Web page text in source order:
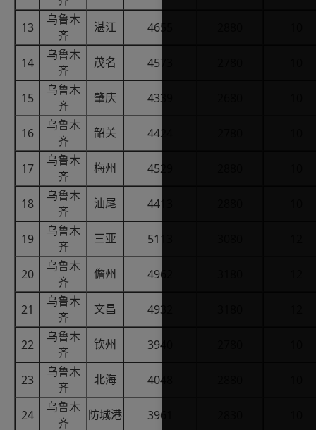
13
乌鲁木
齐
湛江 4655
14
乌鲁木
齐
茂名 4573
15
乌鲁木
齐
肇庆 4339
16
乌鲁木
齐
韶关 4424
17
乌鲁木
齐
梅州 4529
18
乌鲁木
齐
汕尾 4413
19
乌鲁木
齐
三亚 5113
20
乌鲁木
齐
儋州 4962
21
乌鲁木
齐
文昌 4932
22
乌鲁木
齐
钦州 3940
23
乌鲁木
齐
北海 4048
24
乌鲁木
齐
防城港 3961